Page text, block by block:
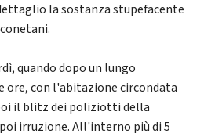
la sostanza stupefacente
quando dopo un lungo
ore, con l'abitazione circondata
il blitz dei poliziotti della
irruzione. All'interno più di 5